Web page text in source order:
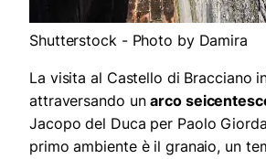
Shutterstock - Photo by Damira
La visita al Castello di Bracciano
attraversando unarco
Jacopo del Duca per Paolo
primo ambiente è il granaio, un